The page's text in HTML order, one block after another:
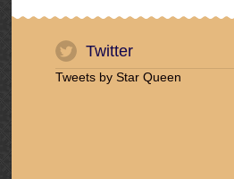
Twitter
Tweets by Star Queen